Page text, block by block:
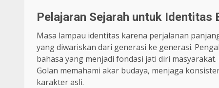
Pelajaran Sejarah untuk Identitas
Masa lampau identitas karena perjalanan
yang diwariskan dari generasi ke generasi.
bahasa yang menjadi fondasi jati diri
Golan memahami akar budaya, menjaga
karakter asli.